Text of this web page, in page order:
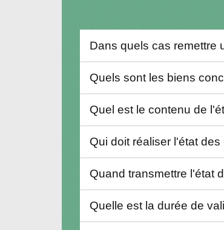
Dans quels cas remettre
Quels sont les biens
Quel est le contenu de
Qui doit réaliser l'état des
Quand transmettre l'état
Quelle est la durée de